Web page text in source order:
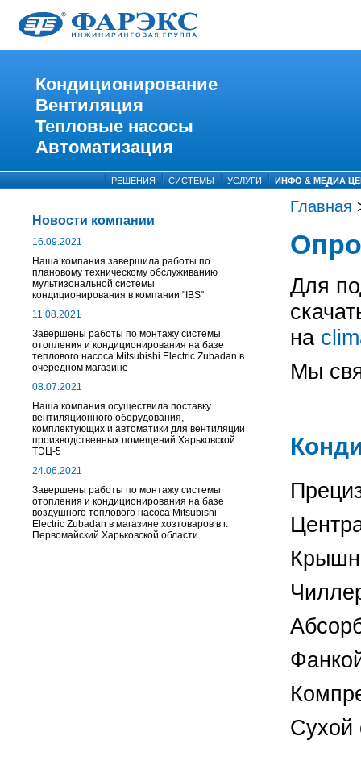
Кондиционирование
Вентиляция
Тепловые насосы
Автоматизация
РЕШЕНИЯ СИСТЕМЫ УСЛУГИ ИНФО & МЕДИА
Новости компании
16.09.2021
Наша компания завершила работы по
плановому техническому обслуживанию
мультизональной системы
кондиционирования в компании "IBS"
11.08.2021
Завершены работы по монтажу системы
отопления и кондиционирования на базе
теплового насоса Mitsubishi Electric Zubadan в
очередном магазине
08.07.2021
Наша компания осуществила поставку
вентиляционного оборудования,
комплектующих и автоматики для вентиляции
производственных помещений Харьковской
ТЭЦ-5
24.06.2021
Завершены работы по монтажу системы
отопления и кондиционирования на базе
воздушного теплового насоса Mitsubishi
Electric Zubadan в магазине хозтоваров в г.
Первомайский Харьковской области
Главная
Для
на
Мы